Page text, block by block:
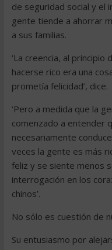
de seguridad social y el
gente tiende a ahorrar
a sus familias.
‘La creencia, al
hacerse rico era una
prometía felicidad’, dice.
‘Pero a medida que la
comenzado a entender
necesariamente
veces la gente es más
feliz y se siente menos
interrogación en los
chinos’.
No sólo es cuestión de
Su entusiasmo por